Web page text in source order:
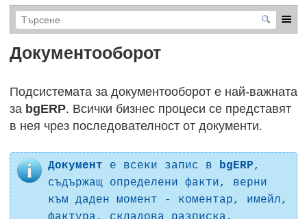
Документооборот
Подсистемата за документооборот е най-важната
за bgERP. Всички бизнес процеси се представят
в нея чрез последователност от документи.
Документ е всеки запис в bgERP,
съдържащ определени факти, верни
към даден момент - коментар, имейл,